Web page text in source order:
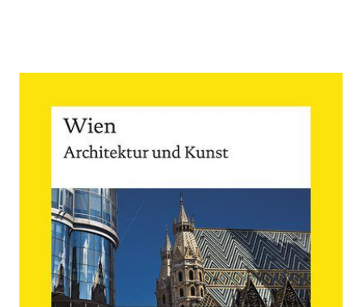
Reclams Städteführer Wien
Zur Wunschliste hinzufügen
Architektur und Kunst
Hildegard Kretschmer
Verlag: Reclam, Philipp 06.11.2019